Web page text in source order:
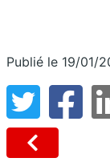
Publié le 19/01/